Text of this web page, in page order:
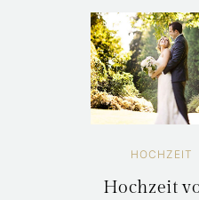
HOCHZEIT
Hochzeit